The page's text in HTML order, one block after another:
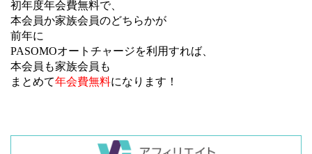
初年度年会費無料で、
本会員か家族会員のどちらかが
前年に
PASOMOオートチャージを利用すれば、
本会員も家族会員も
まとめて年会費無料になります！